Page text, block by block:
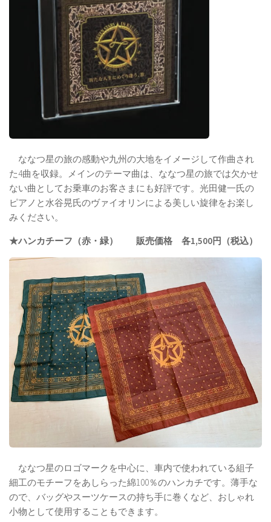
ななつ星の旅の感動や九州の大地をイメージして作曲され
た4曲を収録。メインのテーマ曲は、ななつ星の旅では欠かせ
ない曲としてお乗車のお客さまにも好評です。光田健一氏の
ピアノと水谷晃氏のヴァイオリンによる美しい旋律をお楽し
みください。
★ハンカチーフ（赤・緑） 販売価格 各1,500円（税込）
ななつ星のロゴマークを中心に、車内で使われている組子
細工のモチーフをあしらった綿100％のハンカチです。薄手な
ので、バッグやスーツケースの持ち手に巻くなど、おしゃれ
小物として使用することもできます。